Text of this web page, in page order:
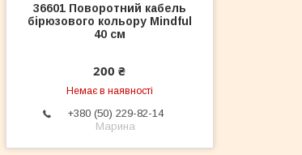
36601 Поворотний кабель
бірюзового кольору Mindful
40 см
200 ₴
Немає в наявності
+380 (50) 229-82-14
Марина